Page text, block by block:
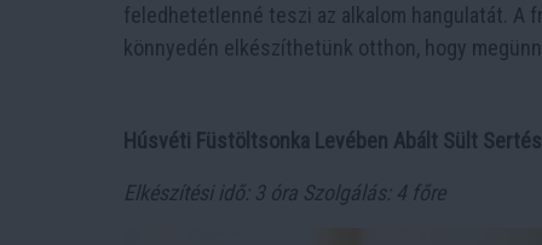
feledhetetlenné teszi az alkalom hangulatát.
könnyedén elkészíthetünk otthon, hogy
Húsvéti Füstöltsonka Levében Abált Sült
Elkészítési idő: 3 óra Szolgálás: 4 főre